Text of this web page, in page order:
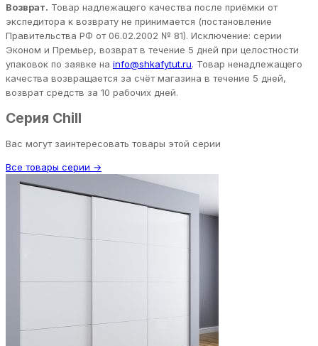
Возврат. Товар надлежащего качества после приёмки от
экспедитора к возврату не принимается (постановление
Правительства РФ от 06.02.2002 № 81). Исключение: серии
Эконом и Премьер, возврат в течение 5 дней при целостности
упаковок по заявке на info@shkafytut.ru. Товар ненадлежащего
качества возвращается за счёт магазина в течение 5 дней,
возврат средств за 10 рабочих дней.
Серия Chill
Вас могут заинтересовать товары этой серии
Все товары серии →